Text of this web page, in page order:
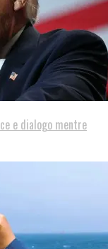
e dialogo mentre